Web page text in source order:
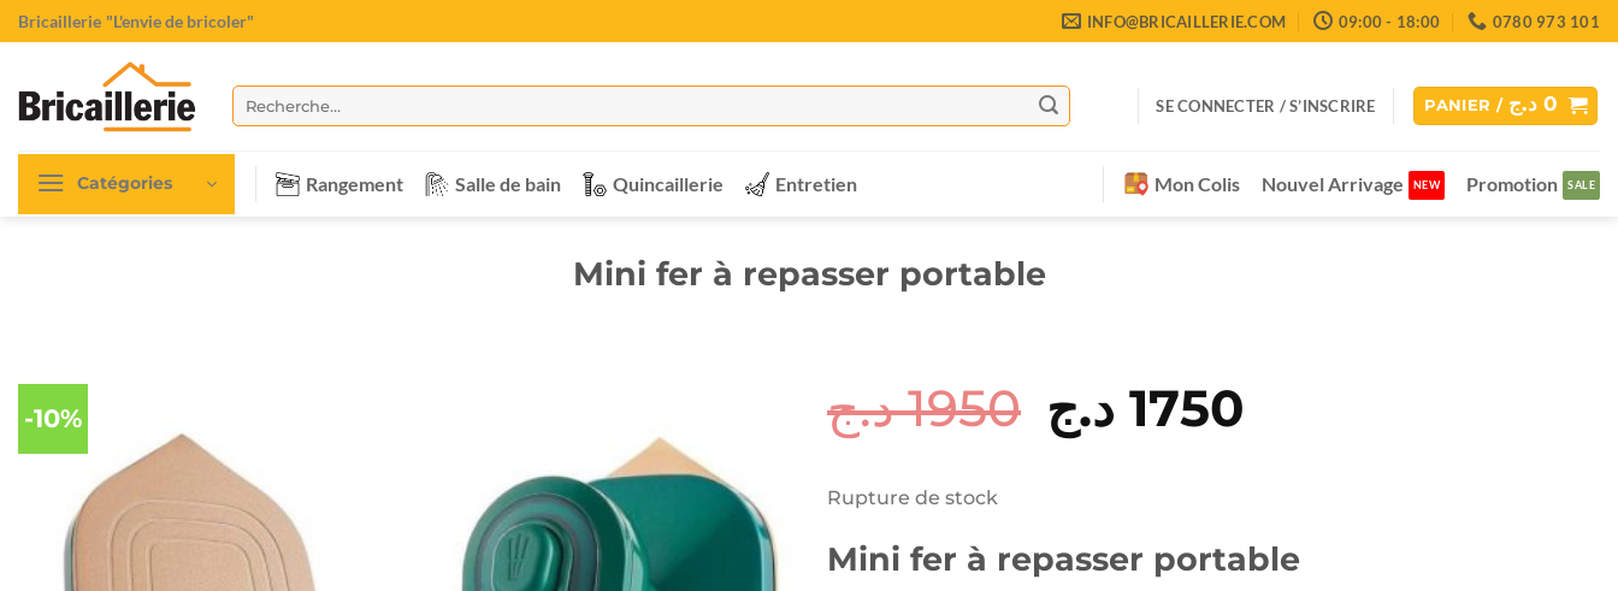
Passer
au
Bricaillerie "L'envie de bricoler" INFO@BRICAILLERIE.COM 09:00 - 18:00 0780 973 101
Recherche
pour :
SE CONNECTER / S’INSCRIRE PANIER / 0 د.ج
Catégories Rangement Salle de bain Quincaillerie Entretien Mon Colis Nouvel Arrivage Promotion
Mini fer à repasser portable
-10% 1950 د.ج
Le
prix
1950 د.ج.
1750 د.ج
Rupture de stock
Mini fer à repasser portable